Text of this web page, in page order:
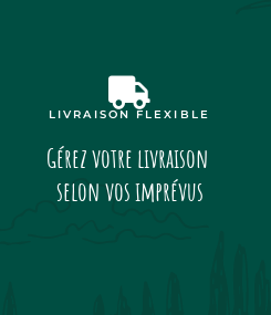
LIVRAISON FLEXIBLE
Gérez votre livraison
selon vos imprévus